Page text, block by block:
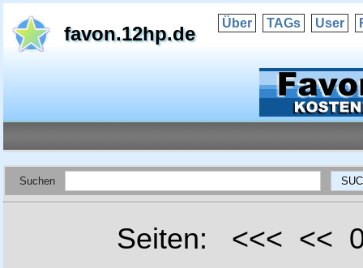
favon.12hp.de Über TAGs User
Suchen
Seiten: <<< <<